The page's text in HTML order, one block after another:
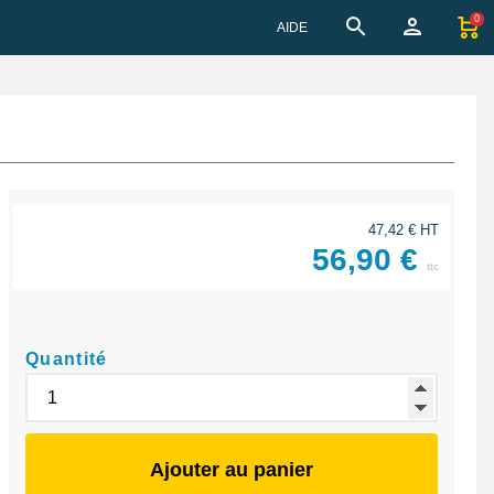
AIDE
0
47,42 € HT
56,90 € ttc
Quantité
Ajouter au panier